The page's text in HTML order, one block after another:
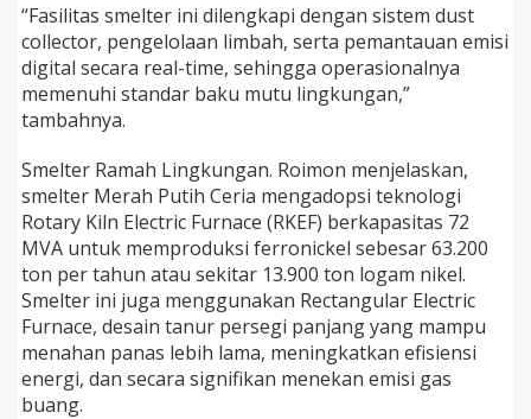
“Fasilitas smelter ini dilengkapi dengan sistem dust
collector, pengelolaan limbah, serta pemantauan emisi
digital secara real-time, sehingga operasionalnya
memenuhi standar baku mutu lingkungan,”
tambahnya.
Smelter Ramah Lingkungan. Roimon menjelaskan,
smelter Merah Putih Ceria mengadopsi teknologi
Rotary Kiln Electric Furnace (RKEF) berkapasitas 72
MVA untuk memproduksi ferronickel sebesar 63.200
ton per tahun atau sekitar 13.900 ton logam nikel.
Smelter ini juga menggunakan Rectangular Electric
Furnace, desain tanur persegi panjang yang mampu
menahan panas lebih lama, meningkatkan efisiensi
energi, dan secara signifikan menekan emisi gas
buang.